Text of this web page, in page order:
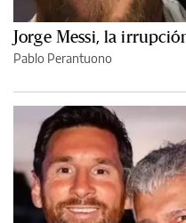
Jorge Messi, la
Pablo Perantuono